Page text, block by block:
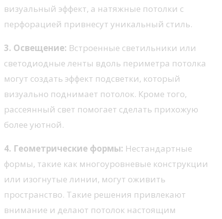
визуальный эффект, а натяжные потолки с
перфорацией привнесут уникальный стиль.
3. Освещение: Встроенные светильники или
светодиодные ленты вдоль периметра потолка
могут создать эффект подсветки, который
визуально поднимает потолок. Кроме того,
рассеянный свет помогает сделать прихожую
более уютной.
4. Геометрические формы: Нестандартные
формы, такие как многоуровневые конструкции
или изогнутые линии, могут оживить
пространство. Такие решения привлекают
внимание и делают потолок настоящим